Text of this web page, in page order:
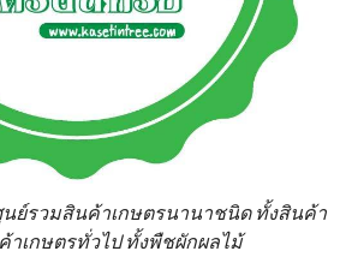
นย์รวมสินค้าเกษตรนานาชนิด ทั้งสินค้า
าเกษตรทั่วไป ทั้งพืชผักผลไม้